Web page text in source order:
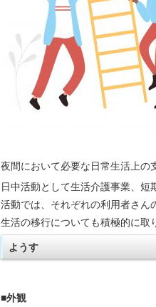
夜間において必要な日常生活上の
日中活動として生活介護事業、
活動では、それぞれの利用者さん
生活の移行についても積極的に取
ようす
■外観